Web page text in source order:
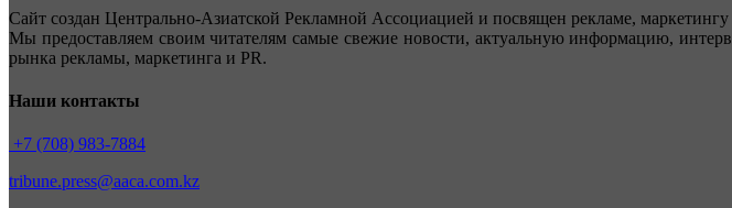
Сайт создан Центрально-Азиатской Рекламной Ассоциацией и посвящен рекламе,
Мы предоставляем своим читателям самые свежие новости, актуальную информацию,
рынка рекламы, маркетинга и PR.
Наши контакты
+7 (708) 983-7884
tribune.press@aaca.com.kz